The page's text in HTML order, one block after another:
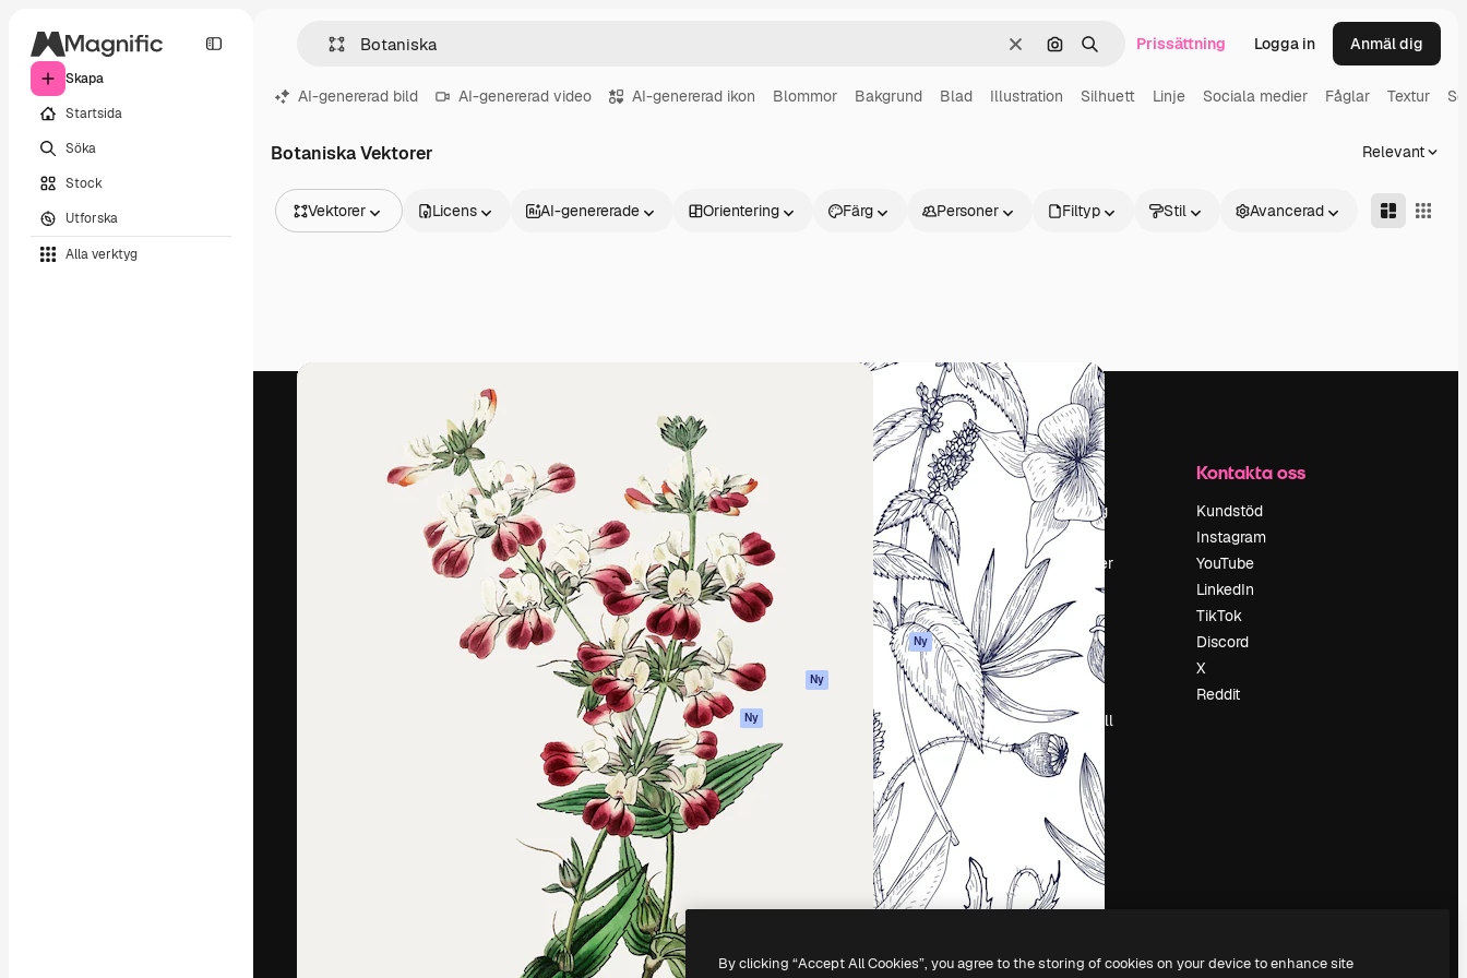
Skapa
Startsida
Söka
Stock
Utforska
Alla verktyg
RensaSök efter bild
Söka Prissättning Logga in Anmäl dig
AI-genererad bild AI-genererad video AI-genererad ikon Blommor Bakgrund Blad Illustration Silhuett Linje Sociala medier Fåglar Textur
Botaniska Vektorer Relevant
Vektorer
Videor
Licens AI-genererade Orientering Färg Personer Filtyp Stil Avancerad
Den kreativa plattformen för att förverkliga
ditt bästa arbete. Mer än 1 miljon
prenumeranter bland kreatörer, företag,
byråer och studior.
Produkter
Spaces
AI-assistent
AI-bildgenerator
AI-videogenerator
AI-röstgenerator
Stock-innehåll
MCP för
Claude/ChatGPT
Ny
Agenter Ny
API
Mobilapp
Alla Magnific-
verktyg
Kom igång
Academy
Dokumentation
Support
Användarvillkor
Integritetspolicy
Original Ny
Cookies policy
Förtroendecenter
Affiliates
Företag
Företag
Prissättning
Om oss
Recensioner
Karriär
Söktrender
Blogg
Händelser
Sälj innehåll
Pressrum
Söker efter
magnific.ai
Kontakta oss
Kundstöd
Instagram
YouTube
LinkedIn
TikTok
Discord
X
Reddit
Freepik Company S.L.U.
By clicking “Accept All Cookies”, you agree to the storing of cookies on your device to enhance site